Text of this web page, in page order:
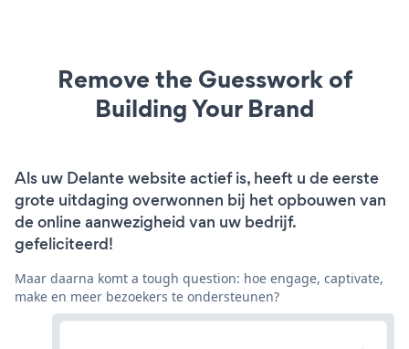
Remove the Guesswork of
Building Your Brand
Als uw Delante website actief is, heeft u de eerste
grote uitdaging overwonnen bij het opbouwen van
de online aanwezigheid van uw bedrijf.
gefeliciteerd!
Maar daarna komt a tough question: hoe engage, captivate,
make en meer bezoekers te ondersteunen?